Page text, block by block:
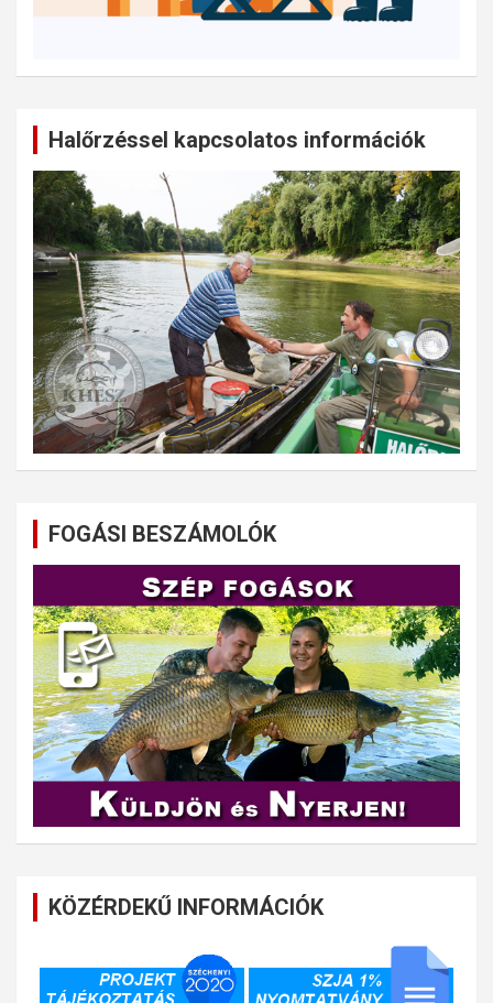
Halőrzéssel kapcsolatos információk
FOGÁSI BESZÁMOLÓK
KÖZÉRDEKŰ INFORMÁCIÓK